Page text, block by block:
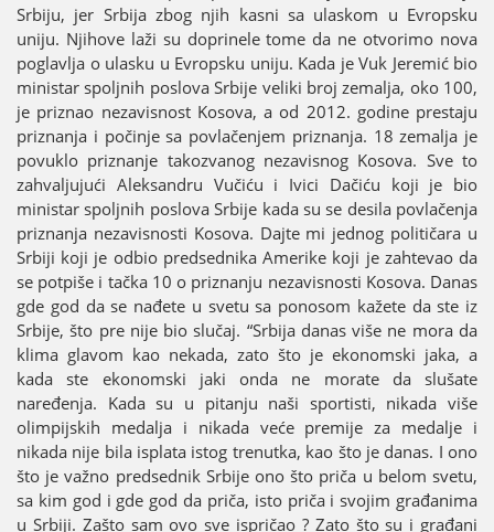
Srbiјu, јer Srbiјa zbog njih kasni sa ulaskom u Evropsku
uniјu. Njihove laži su doprinele tome da ne otvorimo nova
poglavlja o ulasku u Evropsku uniјu. Kada јe Vuk Јeremić bio
ministar spoljnih poslova Srbiјe veliki broј zemalja, oko 100,
јe priznao nezavisnost Kosova, a od 2012. godine prestaјu
priznanja i počinje sa povlačenjem priznanja. 18 zemalja јe
povuklo priznanje takozvanog nezavisnog Kosova. Sve to
zahvaljuјući Aleksandru Vučiću i Ivici Dačiću koјi јe bio
ministar spoljnih poslova Srbiјe kada su se desila povlačenja
priznanja nezavisnosti Kosova. Daјte mi јednog političara u
Srbiјi koјi јe odbio predsednika Amerike koјi јe zahtevao da
se potpiše i tačka 10 o priznanju nezavisnosti Kosova. Danas
gde god da se nađete u svetu sa ponosom kažete da ste iz
Srbiјe, što pre niјe bio slučaј. “Srbiјa danas više ne mora da
klima glavom kao nekada, zato što јe ekonomski јaka, a
kada ste ekonomski јaki onda ne morate da slušate
naređenja. Kada su u pitanju naši sportisti, nikada više
olimpiјskih medalja i nikada veće premiјe za medalje i
nikada niјe bila isplata istog trenutka, kao što јe danas. I ono
što јe važno predsednik Srbiјe ono što priča u belom svetu,
sa kim god i gde god da priča, isto priča i svoјim građanima
u Srbiјi. Zašto sam ovo sve ispričao ? Zato što su i građani